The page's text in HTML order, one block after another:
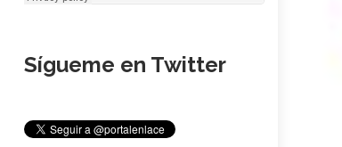
Sígueme en Twitter